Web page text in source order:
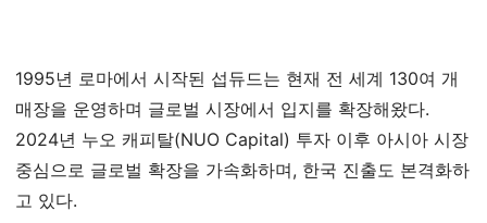
1995년 로마에서 시작된 섭듀드는 현재 전 세계 130여 개
매장을 운영하며 글로벌 시장에서 입지를 확장해왔다.
2024년 누오 캐피탈(NUO Capital) 투자 이후 아시아 시장
중심으로 글로벌 확장을 가속화하며, 한국 진출도 본격화하
고 있다.